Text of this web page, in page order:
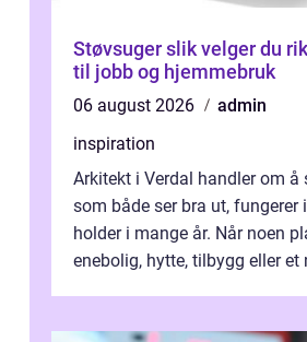
Støvsuger slik velger du riktig modell
til jobb og hjemmebruk
06 august 2026
admin
inspiration
Arkitekt i Verdal handler om å
som både ser bra ut, fungerer
holder i mange år. Når noen
enebolig, hytte, tilbygg eller